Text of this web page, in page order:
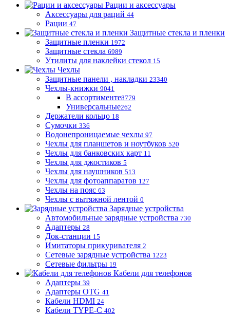
Рации и аксессуары
Аксессуары для раций 44
Рации 47
Защитные стекла и пленки
Защитные пленки 1972
Защитные стекла 6989
Утилиты для наклейки стекол 15
Чехлы
Защитные панели , накладки 23340
Чехлы-книжки 9041
В ассортименте8779
Универсальные262
Держатели кольцо 18
Сумочки 336
Водонепроницаемые чехлы 97
Чехлы для планшетов и ноутбуков 520
Чехлы для банковских карт 11
Чехлы для джостиков 5
Чехлы для наушников 513
Чехлы для фотоаппаратов 127
Чехлы на пояс 63
Чехлы с вытяжной лентой 0
Зарядные устройства
Автомобильные зарядные устройства 730
Адаптеры 28
Док-станции 15
Имитаторы прикуривателя 2
Сетевые зарядные устройства 1223
Сетевые фильтры 19
Кабели для телефонов
Адаптеры 39
Адаптеры OTG 41
Кабели HDMI 24
Кабели TYPE-C 402